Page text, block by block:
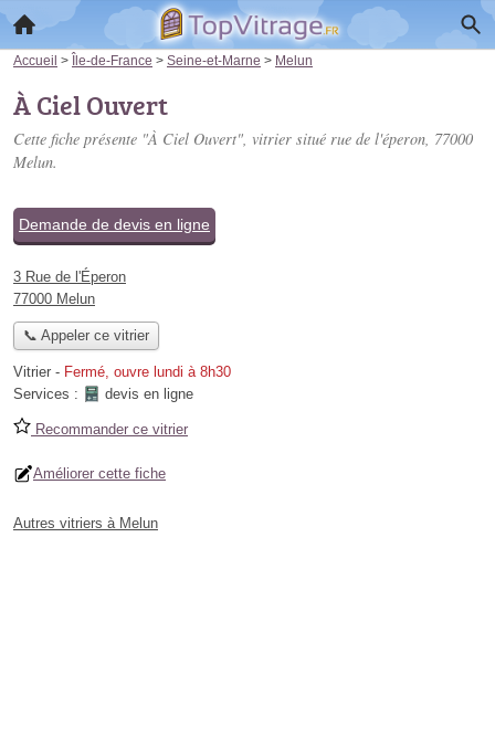
Accueil > Île-de-France > Seine-et-Marne > Melun
À Ciel Ouvert
Cette fiche présente "À Ciel Ouvert", vitrier situé rue de l'éperon, 77000
Melun.
Demande de devis en ligne
3 Rue de l'Éperon
77000 Melun
📞 Appeler ce vitrier
Vitrier - Fermé, ouvre lundi à 8h30
Services :
devis en ligne
Recommander ce vitrier
Améliorer cette fiche
Autres vitriers à Melun